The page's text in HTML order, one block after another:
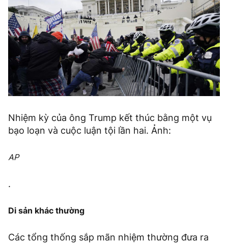
Nhiệm kỳ của ông Trump kết thúc bằng một vụ
bạo loạn và cuộc luận tội lần hai. Ảnh:
AP
.
Di sản khác thường
Các tổng thống sắp mãn nhiệm thường đưa ra